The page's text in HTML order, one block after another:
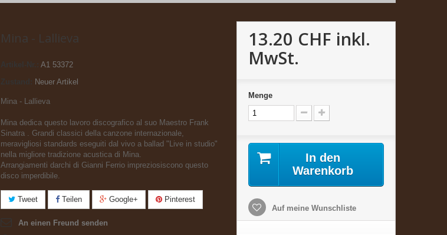
Mina - Lallieva
Artikel-Nr.:
A1 53372
Zustand:
Neuer Artikel
Mina - Lallieva
Mina dedica questo lavoro discografico al suo Maestro Frank
Sinatra . Grandi classici della canzone internazionale,
meravigliosi standards eseguiti dal vivo a ballad "Live in studio"
nella migliore tradizione acustica di Mina.
Arrangiamenti darchi di Gianni Ferrio impreziosiscono questo
disco imperdibile.
Tweet Teilen Google+ Pinterest
An einen Freund senden
13.20 CHF inkl.
MwSt.
Menge
In den
Warenkorb
Auf meine Wunschliste